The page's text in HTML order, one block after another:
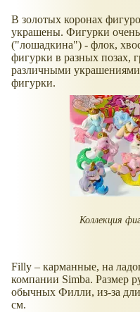
В золотых коронах
украшены. Фигурки очень
("лошадкина") - флок,
фигурки в разных позах,
различными
фигурки.
Коллекция
Filly – карманные, на
компании Simba. Размер
обычных Филли, из-за
см.